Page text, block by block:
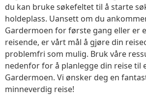
du kan bruke søkefeltet til å starte
holdeplass. Uansett om du
Gardermoen for første gang eller er
reisende, er vårt mål å gjøre din
problemfri som mulig. Bruk våre
nedenfor for å planlegge din reise til
Gardermoen. Vi ønsker deg en
minneverdig reise!